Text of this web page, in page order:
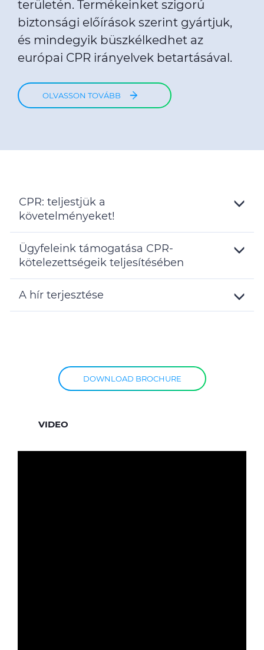
területén. Termékeinket szigorú
biztonsági előírások szerint gyártjuk,
és mindegyik büszkélkedhet az
európai CPR irányelvek betartásával.
OLVASSON TOVÁBB
CPR: teljestjük a
követelményeket!
Details
Ügyfeleink támogatása CPR-
kötelezettségeik teljesítésében
Details
A hír terjesztése
DOWNLOAD BROCHURE
VIDEO